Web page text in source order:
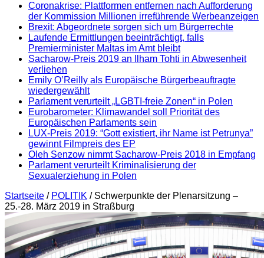
Coronakrise: Plattformen entfernen nach Aufforderung
der Kommission Millionen irreführende Werbeanzeigen
Brexit: Abgeordnete sorgen sich um Bürgerrechte
Laufende Ermittlungen beeinträchtigt, falls
Premierminister Maltas im Amt bleibt
Sacharow-Preis 2019 an Ilham Tohti in Abwesenheit
verliehen
Emily O’Reilly als Europäische Bürgerbeauftragte
wiedergewählt
Parlament verurteilt „LGBTI-freie Zonen“ in Polen
Eurobarometer: Klimawandel soll Priorität des
Europäischen Parlaments sein
LUX-Preis 2019: “Gott existiert, ihr Name ist Petrunya”
gewinnt Filmpreis des EP
Oleh Senzow nimmt Sacharow-Preis 2018 in Empfang
Parlament verurteilt Kriminalisierung der
Sexualerziehung in Polen
Startseite / POLITIK / Schwerpunkte der Plenarsitzung –
25.-28. März 2019 in Straßburg